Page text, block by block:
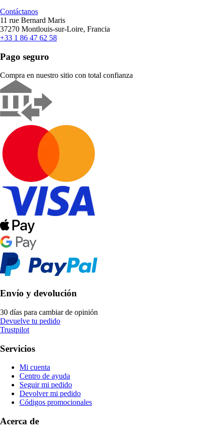
Contáctanos
11 rue Bernard Maris
37270 Montlouis-sur-Loire, Francia
+33 1 86 47 62 58
Pago seguro
Compra en nuestro sitio con total confianza
Envío y devolución
30 días para cambiar de opinión
Devuelve tu pedido
Trustpilot
Servicios
Mi cuenta
Centro de ayuda
Seguir mi pedido
Devolver mi pedido
Códigos promocionales
Acerca de